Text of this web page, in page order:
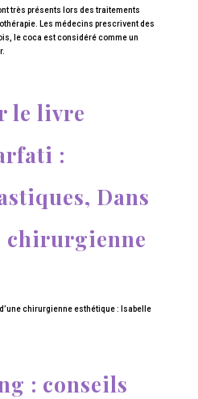
très présents lors des traitements
Les médecins prescrivent des
le coca est considéré comme un
le livre
:
Dans
chirurgienne
chirurgienne esthétique : Isabelle
: conseils